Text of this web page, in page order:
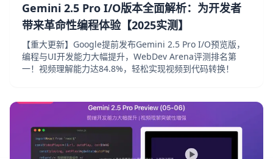
Gemini 2.5 Pro I/O版本全面解析：为开发者
带来革命性编程体验【2025实测】
【重大更新】Google提前发布Gemini 2.5 Pro I/O预览版，
编程与UI开发能力大幅提升，WebDev Arena评测排名第
一！视频理解能力达84.8%，轻松实现视频到代码转换！